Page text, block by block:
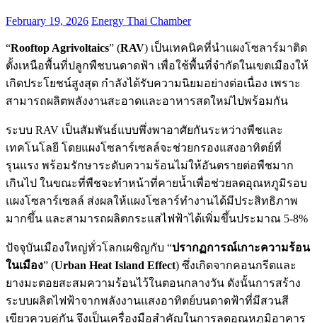
February 19, 2026 Energy Thai Chamber
“Rooftop Agrivoltaics” (RAV) เป็นเทคนิคที่นำแผงโซลาร์มาติด
ตั้งเหนือพื้นที่ปลูกพืชบนดาดฟ้า เพื่อใช้พื้นที่จำกัดในเขตเมืองให้
เกิดประโยชน์สูงสุด กำลังได้รับความนิยมอย่างต่อเนื่อง เพราะ
สามารถผลิตพลังงานสะอาดและอาหารสดใหม่ไปพร้อมกัน
ระบบ RAV เป็นสัมพันธ์แบบพึ่งพาอาศัยกันระหว่างพืชและ
เทคโนโลยี โดยแผงโซลาร์เซลล์จะช่วยกรองแสงอาทิตย์ที่
รุนแรง พร้อมรักษาระดับความร้อนไม่ให้อันตรายต่อพืชมาก
เกินไป ในขณะที่พืชจะทำหน้าที่คายน้ำเพื่อช่วยลดอุณหภูมิรอบ
แผงโซลาร์เซลล์ ส่งผลให้แผงโซลาร์ทำงานได้มีประสิทธิภาพ
มากขึ้น และสามารถผลิตกระแสไฟฟ้าได้เพิ่มขึ้นประมาณ 5-8%
ปัจจุบันเมืองใหญ่ทั่วโลกเผชิญกับ “ปรากฏการณ์เกาะความร้อน
ในเมือง” (Urban Heat Island Effect) ซึ่งเกิดจากคอนกรีตและ
ยางมะตอยสะสมความร้อนไว้ในตอนกลางวัน ดังนั้นการสร้าง
ระบบผลิตไฟฟ้าจากพลังงานแสงอาทิตย์บนดาดฟ้าที่มีสวนสี
เขียวควบคู่กัน จึงเป็นเครื่องมือสำคัญในการลดอุณหภูมิอาคาร